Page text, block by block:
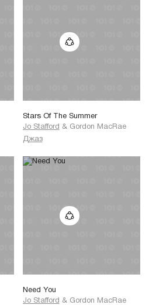
Stars Of The Summer
Jo Stafford & Gordon MacRae
Джаз
Need You
Jo Stafford & Gordon MacRae